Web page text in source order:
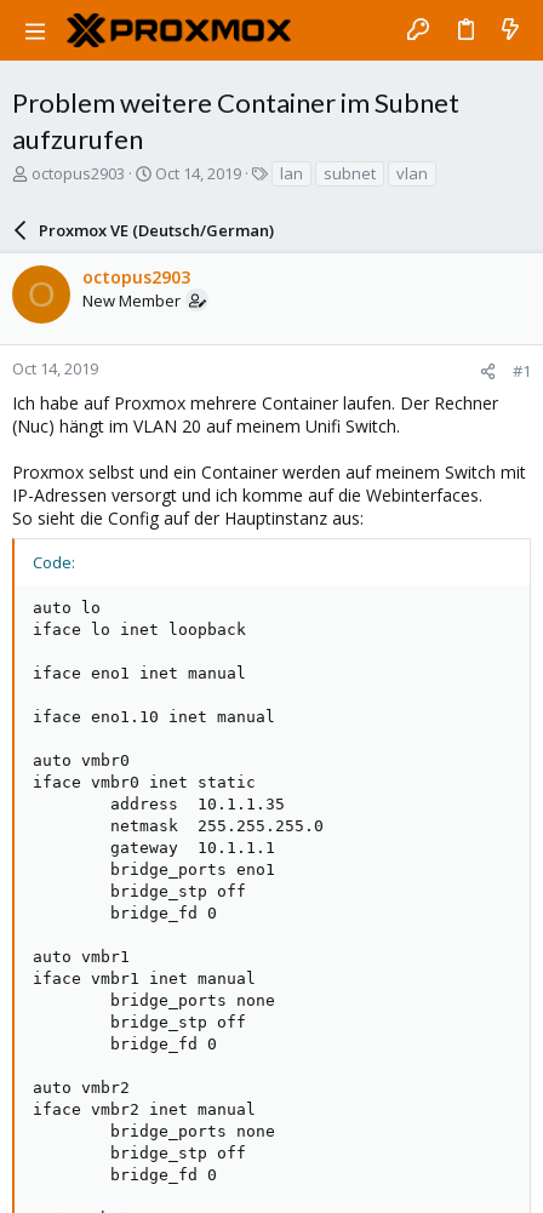
Problem weitere Container im Subnet
aufzurufen
T
a
d
s
t
a
r
e
r
octopus2903
S
r
t
d
a
e
Oct 14, 2019
s
lan subnet vlan
Proxmox VE (Deutsch/German)
O octopus2903
New Member
Oct 14, 2019 #1
Ich habe auf Proxmox mehrere Container laufen. Der Rechner
(Nuc) hängt im VLAN 20 auf meinem Unifi Switch.
Proxmox selbst und ein Container werden auf meinem Switch mit
IP-Adressen versorgt und ich komme auf die Webinterfaces.
So sieht die Config auf der Hauptinstanz aus:
Code:
auto lo
iface lo inet loopback
iface eno1 inet manual
iface eno1.10 inet manual
auto vmbr0
iface vmbr0 inet static
        address  10.1.1.35
        netmask  255.255.255.0
        gateway  10.1.1.1
        bridge_ports eno1
        bridge_stp off
        bridge_fd 0
auto vmbr1
iface vmbr1 inet manual
        bridge_ports none
        bridge_stp off
        bridge_fd 0
auto vmbr2
iface vmbr2 inet manual
        bridge_ports none
        bridge_stp off
        bridge_fd 0